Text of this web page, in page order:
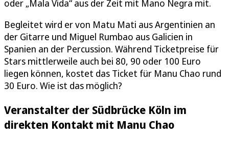
oder „Mala Vida“ aus der Zeit mit Mano Negra mit.
Begleitet wird er von Matu Mati aus Argentinien an
der Gitarre und Miguel Rumbao aus Galicien in
Spanien an der Percussion. Während Ticketpreise für
Stars mittlerweile auch bei 80, 90 oder 100 Euro
liegen können, kostet das Ticket für Manu Chao rund
30 Euro. Wie ist das möglich?
Veranstalter der Südbrücke Köln im
direkten Kontakt mit Manu Chao